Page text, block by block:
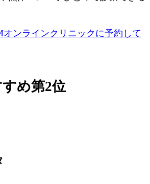
オンラインクリニックに予約して
め第2位